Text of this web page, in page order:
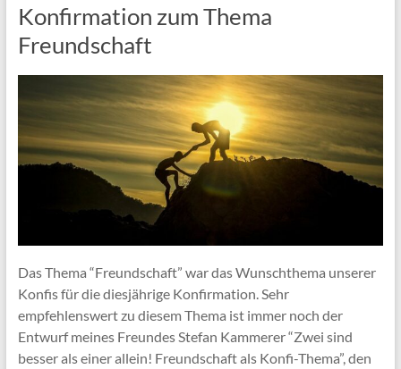
Konfirmation zum Thema
Freundschaft
Das Thema “Freundschaft” war das Wunschthema unserer
Konfis für die diesjährige Konfirmation. Sehr
empfehlenswert zu diesem Thema ist immer noch der
Entwurf meines Freundes Stefan Kammerer “Zwei sind
besser als einer allein! Freundschaft als Konfi-Thema”, den